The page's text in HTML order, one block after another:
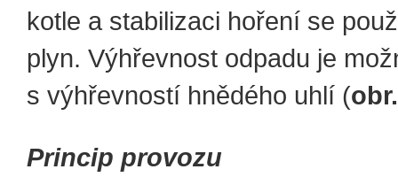
kotle a stabilizaci hoření se
plyn. Výhřevnost odpadu je
s výhřevností hnědého uhlí (
Princip provozu